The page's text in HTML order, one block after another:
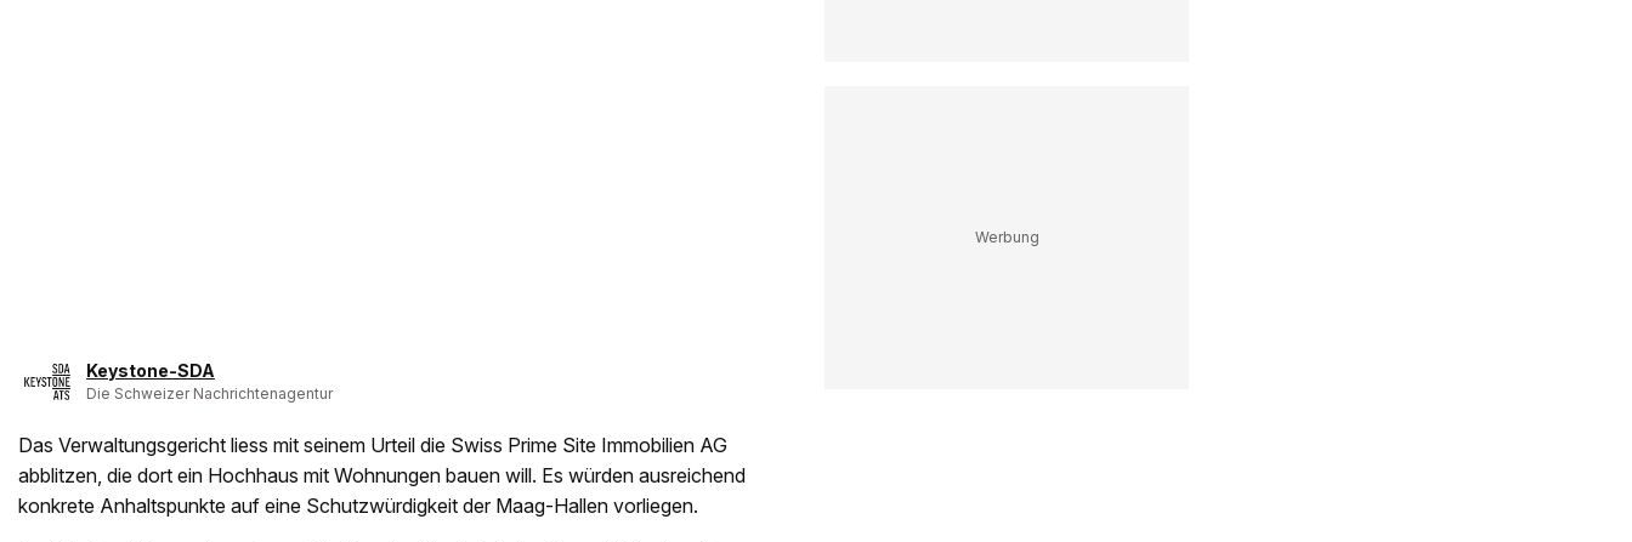
Keystone-SDA
Die Schweizer Nachrichtenagentur
Das Verwaltungsgericht liess mit seinem Urteil die Swiss Prime Site Immobilien AG
abblitzen, die dort ein Hochhaus mit Wohnungen bauen will. Es würden ausreichend
konkrete Anhaltspunkte auf eine Schutzwürdigkeit der Maag-Hallen vorliegen.